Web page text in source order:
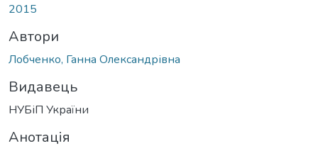
2015
Автори
Лобченко, Ганна Олександрівна
Видавець
НУБіП України
Анотація